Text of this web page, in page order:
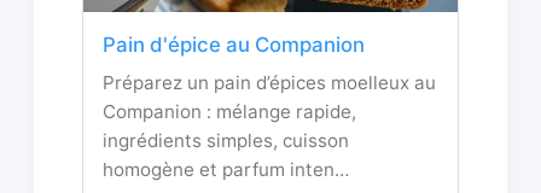
Pain d'épice au Companion
Préparez un pain d’épices moelleux au
Companion : mélange rapide,
ingrédients simples, cuisson
homogène et parfum inten…